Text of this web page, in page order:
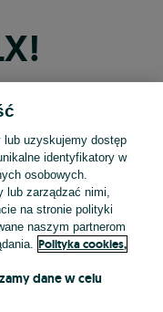
Apple
Google
lub uzyskujemy dostęp
identyfikatory w
osobowych.
lub zarządzać nimi,
na stronie polityki
naszym partnerom
Polityka cookies,
dane w celu